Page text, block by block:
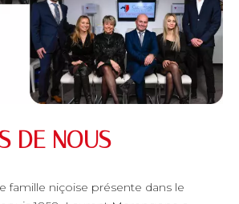
DE NOUS
famille niçoise présente dans le